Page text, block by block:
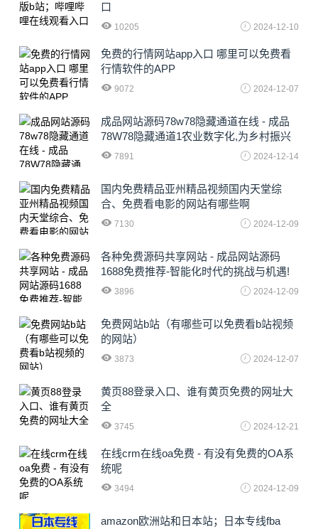
口
10205 2024-12-10
免费的行情网站app入口 哪里可以免费看
行情软件的APP
9072 2024-12-07
成品网站源码78w78隐藏通道在线 - 成品
78W78隐藏通道1农业数字化,为乡村振兴
注入新动力
7891 2024-12-14
国内免费精品亚州精品视频国内天堂综
合、免费看电影的网站有哪些啊
7130 2024-12-09
各种免费源码共享网站 - 成品网站源码
1688免费推荐-智能化时代的挑战与机遇!
3896 2024-12-09
免费网站b站（有哪些可以免费看b站视频
的网站）
3873 2024-12-07
黄页88登录入口、谁有黄页免费的网址大
全
3745 2024-12-21
在线crm在线oa免费 - 有没有免费的OA系
统呢
3494 2024-12-09
amazon欧洲站和日本站；日本专线fba